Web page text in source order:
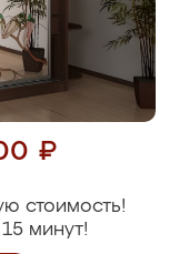
₽
стоимость!
минут!